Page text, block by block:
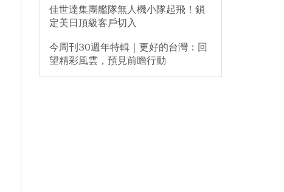
佳世達集團艦隊無人機小隊起飛！鎖
定美日頂級客戶切入
今周刊30週年特輯｜更好的台灣：回
望精彩風雲，預見前瞻行動